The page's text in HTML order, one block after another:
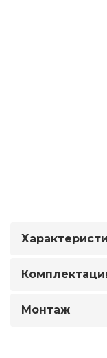
Монтаж